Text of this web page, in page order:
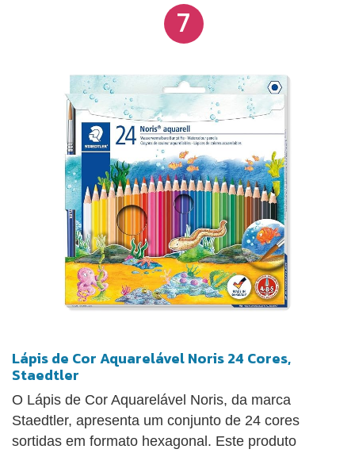
7
Lápis de Cor Aquarelável Noris 24 Cores,
Staedtler
O Lápis de Cor Aquarelável Noris, da marca
Staedtler, apresenta um conjunto de 24 cores
sortidas em formato hexagonal. Este produto